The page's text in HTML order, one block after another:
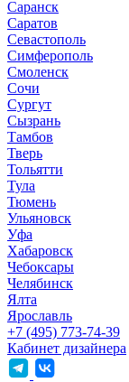
Саранск
Саратов
Севастополь
Симферополь
Смоленск
Сочи
Сургут
Сызрань
Тамбов
Тверь
Тольятти
Тула
Тюмень
Ульяновск
Уфа
Хабаровск
Чебоксары
Челябинск
Ялта
Ярославль
+7 (495) 773-74-39
Кабинет дизайнера